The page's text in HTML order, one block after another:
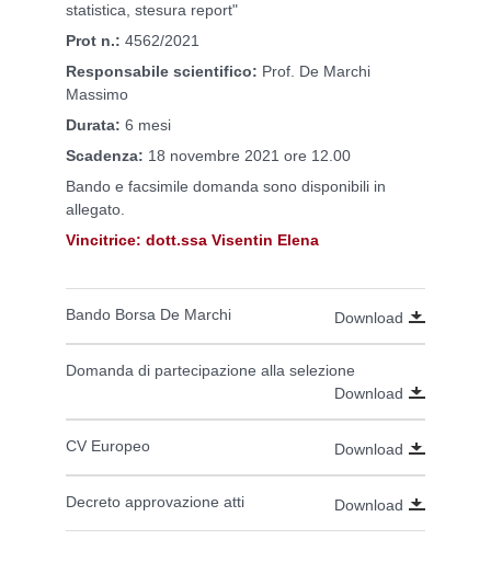
statistica, stesura report"
Prot n.: 4562/2021
Responsabile scientifico: Prof. De Marchi
Massimo
Durata: 6 mesi
Scadenza: 18 novembre 2021 ore 12.00
Bando e facsimile domanda sono disponibili in
allegato.
Vincitrice: dott.ssa Visentin Elena
Bando Borsa De Marchi Download
Domanda di partecipazione alla selezione
Download
CV Europeo Download
Decreto approvazione atti Download